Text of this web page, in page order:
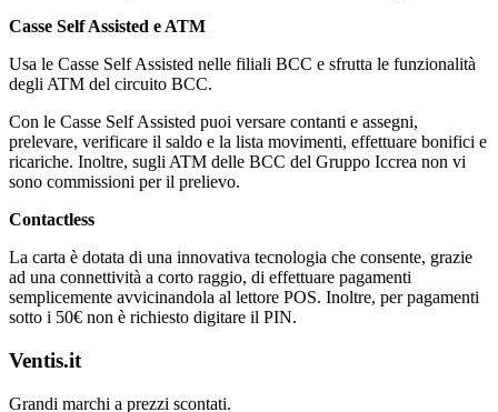
Casse Self Assisted e ATM
Usa le Casse Self Assisted nelle filiali BCC e sfrutta le funzionalità
degli ATM del circuito BCC.
Con le Casse Self Assisted puoi versare contanti e assegni,
prelevare, verificare il saldo e la lista movimenti, effettuare bonifici e
ricariche. Inoltre, sugli ATM delle BCC del Gruppo Iccrea non vi
sono commissioni per il prelievo.
Contactless
La carta è dotata di una innovativa tecnologia che consente, grazie
ad una connettività a corto raggio, di effettuare pagamenti
semplicemente avvicinandola al lettore POS. Inoltre, per pagamenti
sotto i 50€ non è richiesto digitare il PIN.
Ventis.it
Grandi marchi a prezzi scontati.